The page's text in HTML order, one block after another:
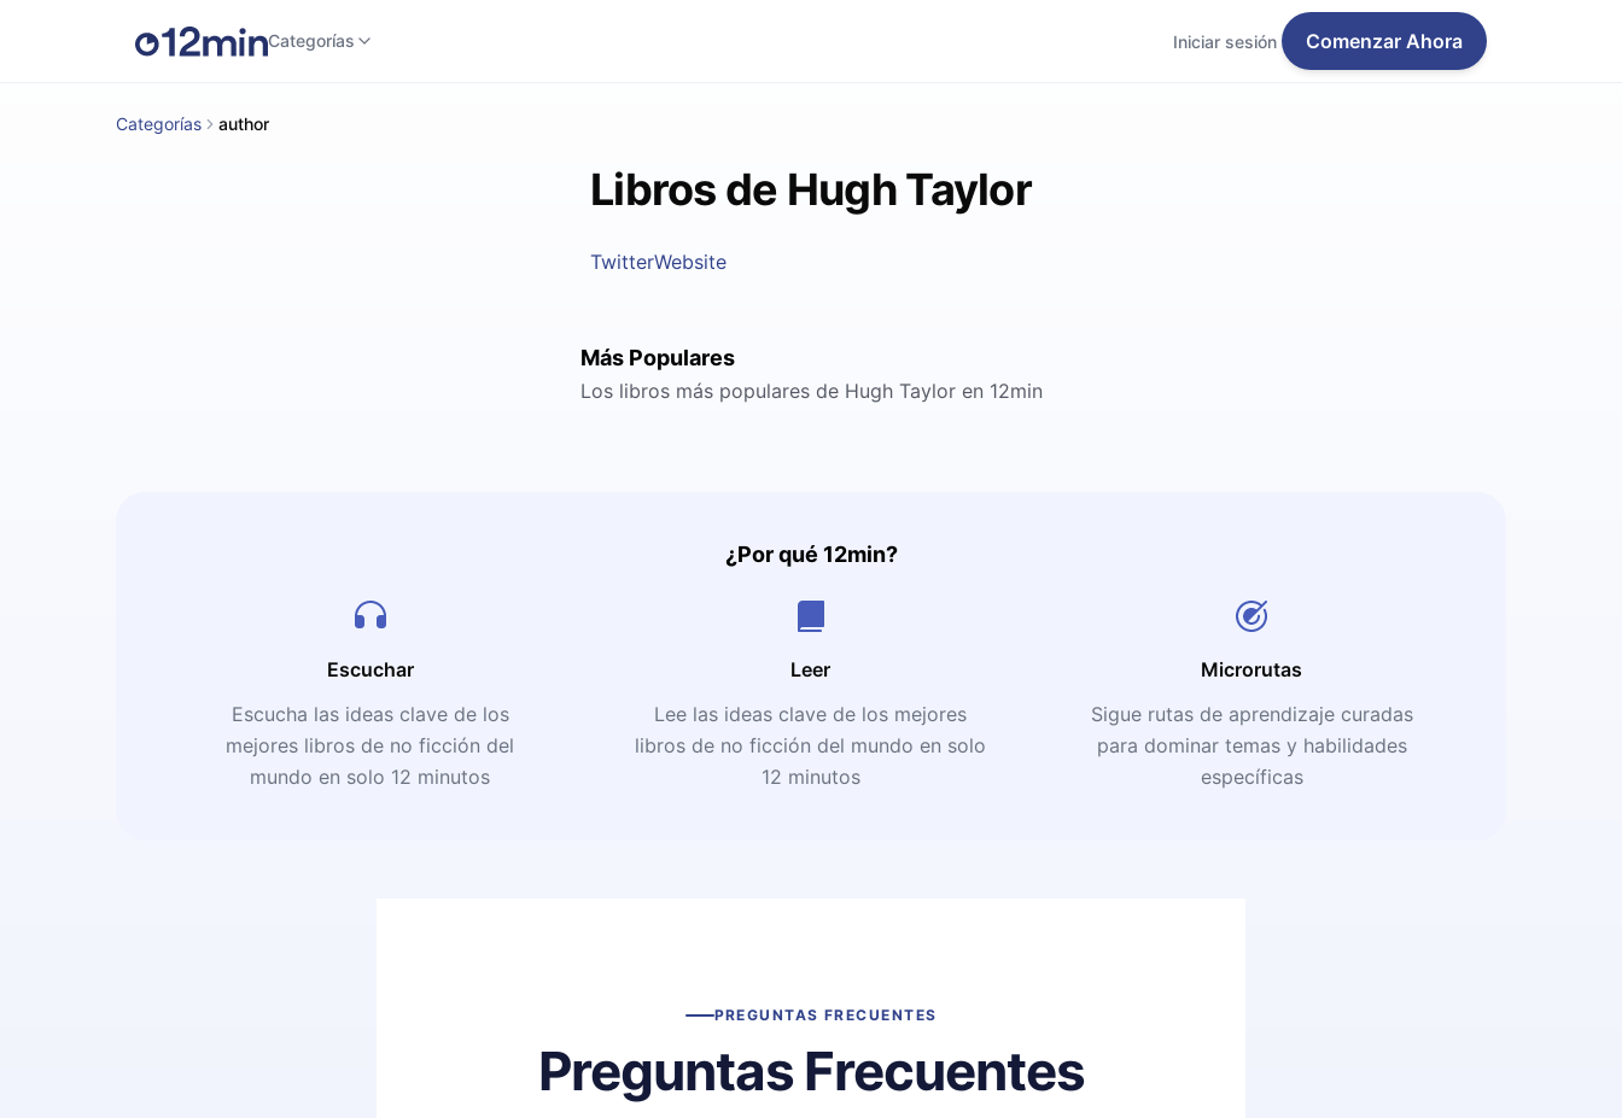
Categorías Iniciar sesión Comenzar Ahora
Categorías author
Libros de Hugh Taylor
TwitterWebsite
Más Populares
Los libros más populares de Hugh Taylor en 12min
¿Por qué 12min?
Escuchar
Escucha las ideas clave de los
mejores libros de no ficción del
mundo en solo 12 minutos
Leer
Lee las ideas clave de los mejores
libros de no ficción del mundo en solo
12 minutos
Microrutas
Sigue rutas de aprendizaje curadas
para dominar temas y habilidades
específicas
PREGUNTAS FRECUENTES
Preguntas Frecuentes